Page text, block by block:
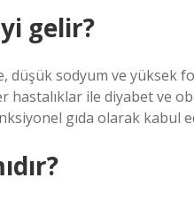
gelir?
düşük sodyum ve yüksek
hastalıklar ile diyabet
gıda olarak kabul